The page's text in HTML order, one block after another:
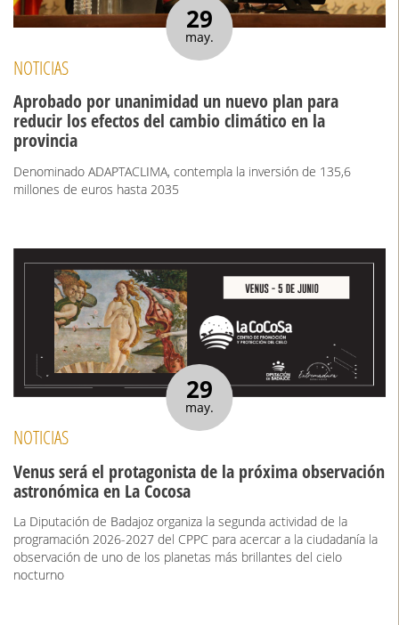
29
may.
NOTICIAS
Aprobado por unanimidad un nuevo plan para
reducir los efectos del cambio climático en la
provincia
Denominado ADAPTACLIMA, contempla la inversión de 135,6
millones de euros hasta 2035
29
may.
NOTICIAS
Venus será el protagonista de la próxima observación
astronómica en La Cocosa
La Diputación de Badajoz organiza la segunda actividad de la
programación 2026-2027 del CPPC para acercar a la ciudadanía la
observación de uno de los planetas más brillantes del cielo
nocturno